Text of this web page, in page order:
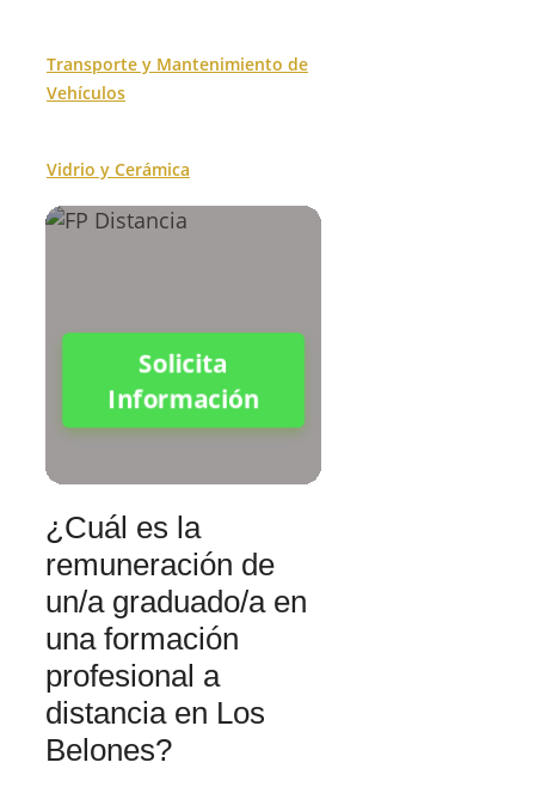
Transporte y Mantenimiento de
Vehículos
Vidrio y Cerámica
Solicita
Información
¿Cuál es la
remuneración de
un/a graduado/a en
una formación
profesional a
distancia en Los
Belones?